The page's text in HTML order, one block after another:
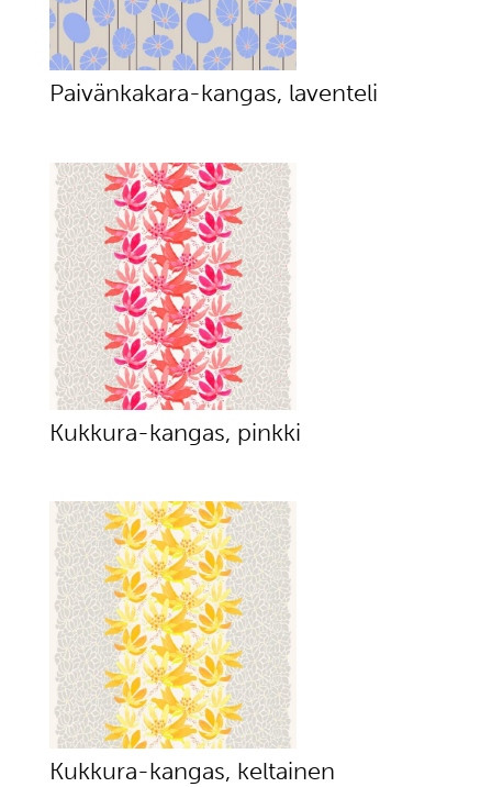
Paivänkakara-kangas, laventeli
Kukkura-kangas, pinkki
Kukkura-kangas, keltainen